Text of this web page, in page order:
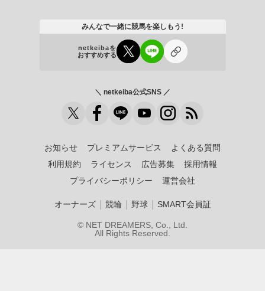
みんなで一緒に競馬を楽しもう!
netkeibaを
おすすめする
＼ netkeiba公式SNS ／
お知らせ プレミアムサービス
よくある質問
利用規約
ライセンス 広告募集
採用情報
プライバシーポリシー
運営会社
オーナーズ｜ 競輪 野球｜ SMART会員証
© NET DREAMERS, Co., Ltd.
All Rights Reserved.